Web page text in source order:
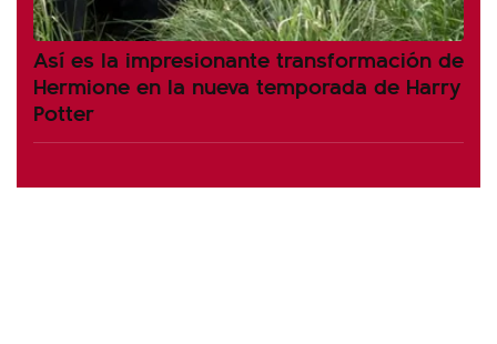
Así es la impresionante transformación de
Hermione en la nueva temporada de Harry
Potter